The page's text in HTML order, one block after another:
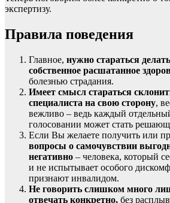
экспертизу.
Правила поведения
Главное, нужно стараться
собственное расшатанное
болезнью страдания.
Имеет смысл стараться
специалиста на свою сторону,
вежливо – ведь каждый
голосовании может стать
Если Вы желаете получить или
вопросы о самочувствии
негативно – человека, который
и не испытывает особого
признают инвалидом.
Не говорить слишком много
отвечать конкретно, без